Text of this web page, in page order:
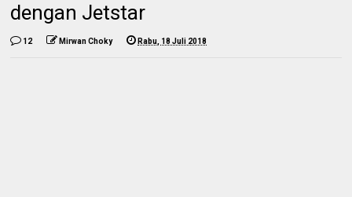
dengan Jetstar
12 Mirwan Choky Rabu, 18 Juli 2018